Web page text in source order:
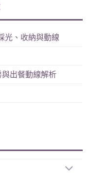
光、收納與動線
出餐動線解析